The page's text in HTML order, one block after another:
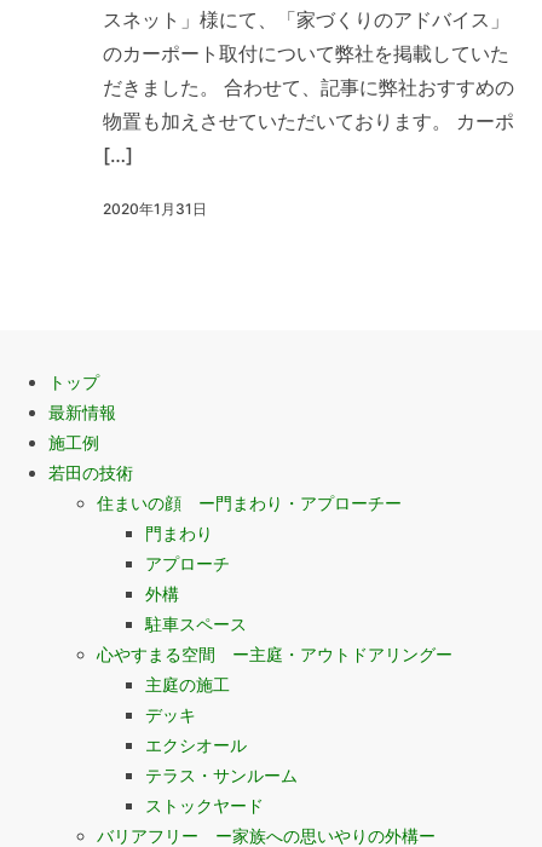
スネット」様にて、「家づくりのアドバイス」
のカーポート取付について弊社を掲載していた
だきました。 合わせて、記事に弊社おすすめの
物置も加えさせていただいております。 カーポ
[…]
2020年1月31日
トップ
最新情報
施工例
若田の技術
住まいの顔 ー門まわり・アプローチー
門まわり
アプローチ
外構
駐車スペース
心やすまる空間 ー主庭・アウトドアリングー
主庭の施工
デッキ
エクシオール
テラス・サンルーム
ストックヤード
バリアフリー ー家族への思いやりの外構ー